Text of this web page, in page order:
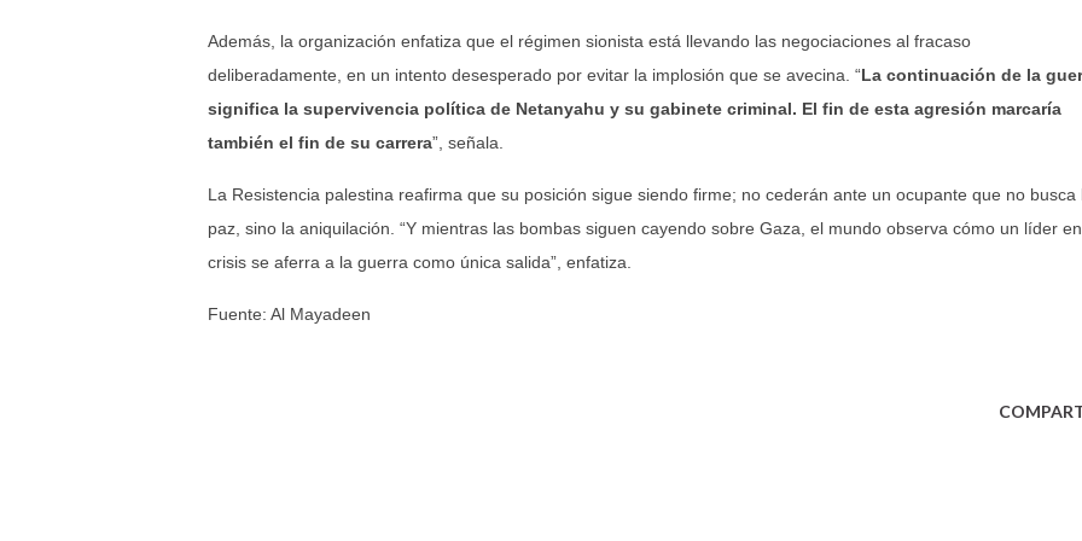
Además, la organización enfatiza que el régimen sionista está llevando las negociaciones al fracaso
deliberadamente, en un intento desesperado por evitar la implosión que se avecina. “La continuación de la
significa la supervivencia política de Netanyahu y su gabinete criminal. El fin de esta agresión marcaría
también el fin de su carrera”, señala.
La Resistencia palestina reafirma que su posición sigue siendo firme; no cederán ante un ocupante que no busca
paz, sino la aniquilación. “Y mientras las bombas siguen cayendo sobre Gaza, el mundo observa cómo un líder en
crisis se aferra a la guerra como única salida”, enfatiza.
Fuente: Al Mayadeen